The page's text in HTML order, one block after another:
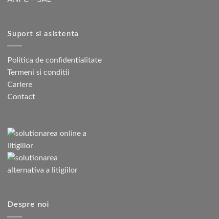
Suport si asistenta
Politica de confidentialitate
Termeni si conditii
Cariere
Contact
Despre noi